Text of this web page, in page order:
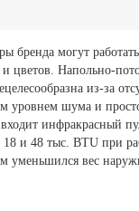
могут
цветов. Напольно-
из-за
уровнем шума и
инфракрасный
и 48 тыс. BTU при
уменьшился вес